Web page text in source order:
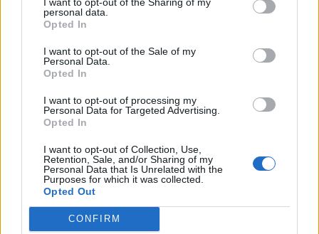
personal data.
Opted In
I want to opt-out of the Sale of my
Personal Data.
Opted In
I want to opt-out of processing my
Personal Data for Targeted Advertising.
Opted In
I want to opt-out of Collection, Use,
Retention, Sale, and/or Sharing of my
Personal Data that Is Unrelated with the
Purposes for which it was collected.
Opted Out
CONFIRM
Fornovo San Giovanni (71)
Gandellino (12)
Gandosso (21)
Gaverina Terme (10)